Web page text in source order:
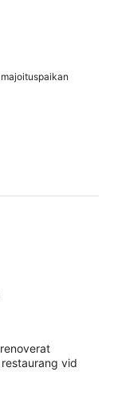
vid